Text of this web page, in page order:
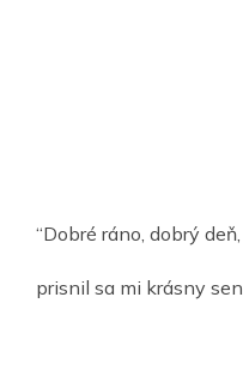
“Dobré ráno, dobrý deň,
prisnil sa mi krásny sen.